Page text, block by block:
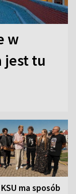
w
jest tu
ma sposób